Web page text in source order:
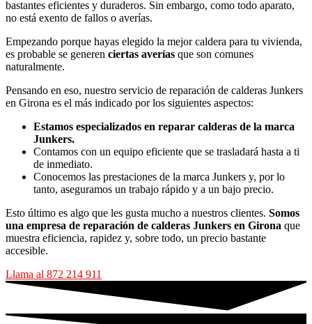
bastantes eficientes y duraderos. Sin embargo, como todo aparato,
no está exento de fallos o averías.
Empezando porque hayas elegido la mejor caldera para tu vivienda,
es probable se generen ciertas averías que son comunes
naturalmente.
Pensando en eso, nuestro servicio de reparación de calderas Junkers
en Girona es el más indicado por los siguientes aspectos:
Estamos especializados en reparar calderas de la marca
Junkers.
Contamos con un equipo eficiente que se trasladará hasta a ti
de inmediato.
Conocemos las prestaciones de la marca Junkers y, por lo
tanto, aseguramos un trabajo rápido y a un bajo precio.
Esto último es algo que les gusta mucho a nuestros clientes. Somos
una empresa de reparación de calderas Junkers en Girona que
muestra eficiencia, rapidez y, sobre todo, un precio bastante
accesible.
Llama al 872 214 911